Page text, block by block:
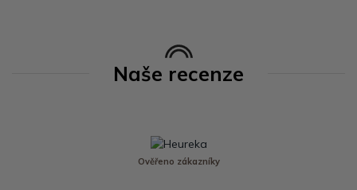
Naše recenze
Ověřeno zákazníky